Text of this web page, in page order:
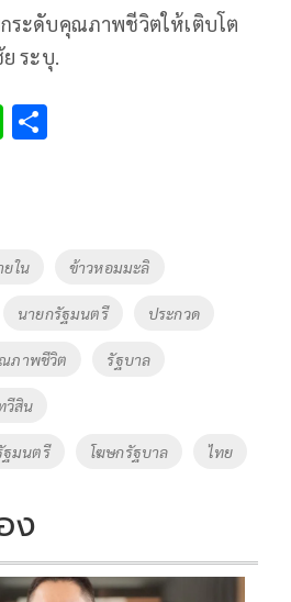
ระดับคุณภาพชีวิตให้เติบโต
ระบุ.
Li
ยใน ข้าวหอมมะลิ
นายกรัฐมนตรี ประกวด
ภาพชีวิต รัฐบาล
วีสิน
ฐมนตรี โฆษกรัฐบาล ไทย
ง